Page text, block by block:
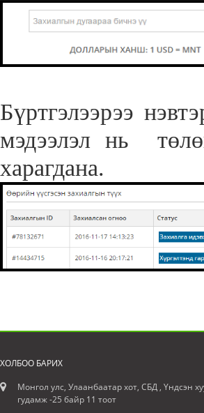
Бүртгэлээрээ
мэдээлэл нь
харагдана.
ХОЛБОО БАРИХ
Монгол улс, Улаанбаатар хот, СБД , Үндсэн
гудамж -25 байр 11 тоот